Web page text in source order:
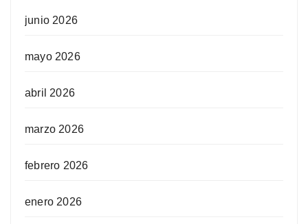
junio 2026
mayo 2026
abril 2026
marzo 2026
febrero 2026
enero 2026